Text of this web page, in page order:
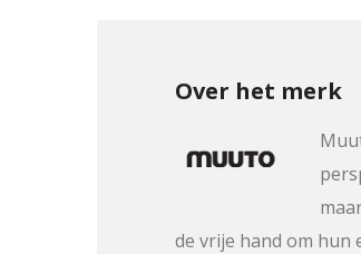
Over het merk
de vrije hand om